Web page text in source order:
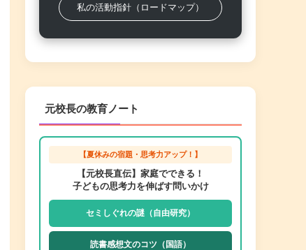
私の活動指針（ロードマップ）
元校長の教育ノート
【夏休みの宿題・思考力アップ！】
【元校長直伝】家庭でできる！
子どもの思考力を伸ばす問いかけ
セミしぐれの謎（自由研究）
読書感想文のコツ（国語）